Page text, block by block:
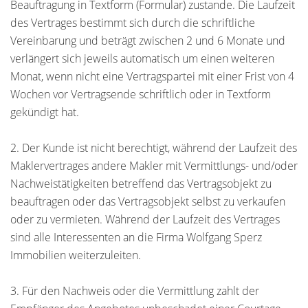
Beauftragung in Textform (Formular) zustande. Die Laufzeit
des Vertrages bestimmt sich durch die schriftliche
Vereinbarung und beträgt zwischen 2 und 6 Monate und
verlängert sich jeweils automatisch um einen weiteren
Monat, wenn nicht eine Vertragspartei mit einer Frist von 4
Wochen vor Vertragsende schriftlich oder in Textform
gekündigt hat.
2. Der Kunde ist nicht berechtigt, während der Laufzeit des
Maklervertrages andere Makler mit Vermittlungs- und/oder
Nachweistätigkeiten betreffend das Vertragsobjekt zu
beauftragen oder das Vertragsobjekt selbst zu verkaufen
oder zu vermieten. Während der Laufzeit des Vertrages
sind alle Interessenten an die Firma Wolfgang Sperz
Immobilien weiterzuleiten.
3. Für den Nachweis oder die Vermittlung zahlt der